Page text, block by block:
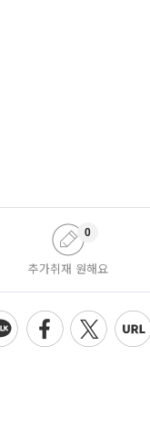
추가취재 원해요
0